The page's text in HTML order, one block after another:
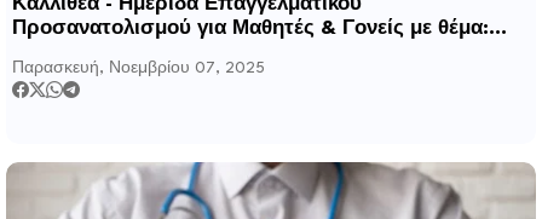
Καλλιθέα - Ημερίδα Επαγγελματικού
Προσανατολισμού για Μαθητές & Γονείς με θέμα:
Παρασκευή, Νοεμβρίου 07, 2025